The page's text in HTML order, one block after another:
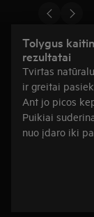
Tolygus
rezultatai
Tvirtas
ir greitai
Ant jo picos
Puikiai
nuo įdaro iki